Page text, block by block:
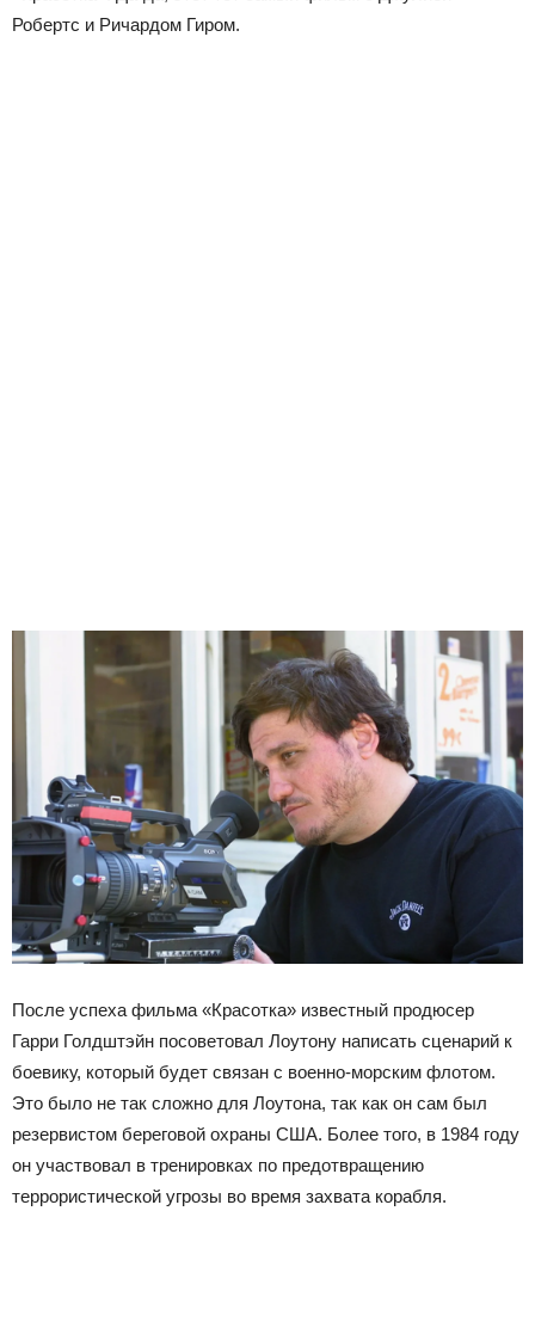
Робертс и Ричардом Гиром.
После успеха фильма «Красотка» известный продюсер
Гарри Голдштэйн посоветовал Лоутону написать сценарий к
боевику, который будет связан с военно-морским флотом.
Это было не так сложно для Лоутона, так как он сам был
резервистом береговой охраны США. Более того, в 1984 году
он участвовал в тренировках по предотвращению
террористической угрозы во время захвата корабля.